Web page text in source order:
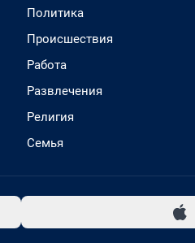
Политика
Происшествия
Работа
Развлечения
Религия
Семья